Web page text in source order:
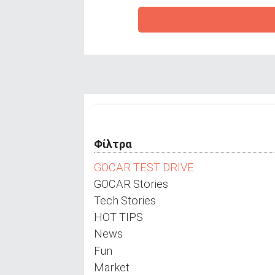
Φίλτρα
GOCAR TEST DRIVE
GOCAR Stories
Tech Stories
HOT TIPS
News
Fun
Market